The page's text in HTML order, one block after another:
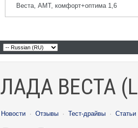
Веста, АМТ, комфорт+оптима 1,6
ЛАДА ВЕСТА
Новости · Отзывы · Тест-драйвы · Статьи